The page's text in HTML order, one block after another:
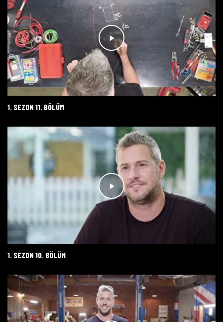
1. SEZON 11. BÖLÜM
1. SEZON 10. BÖLÜM